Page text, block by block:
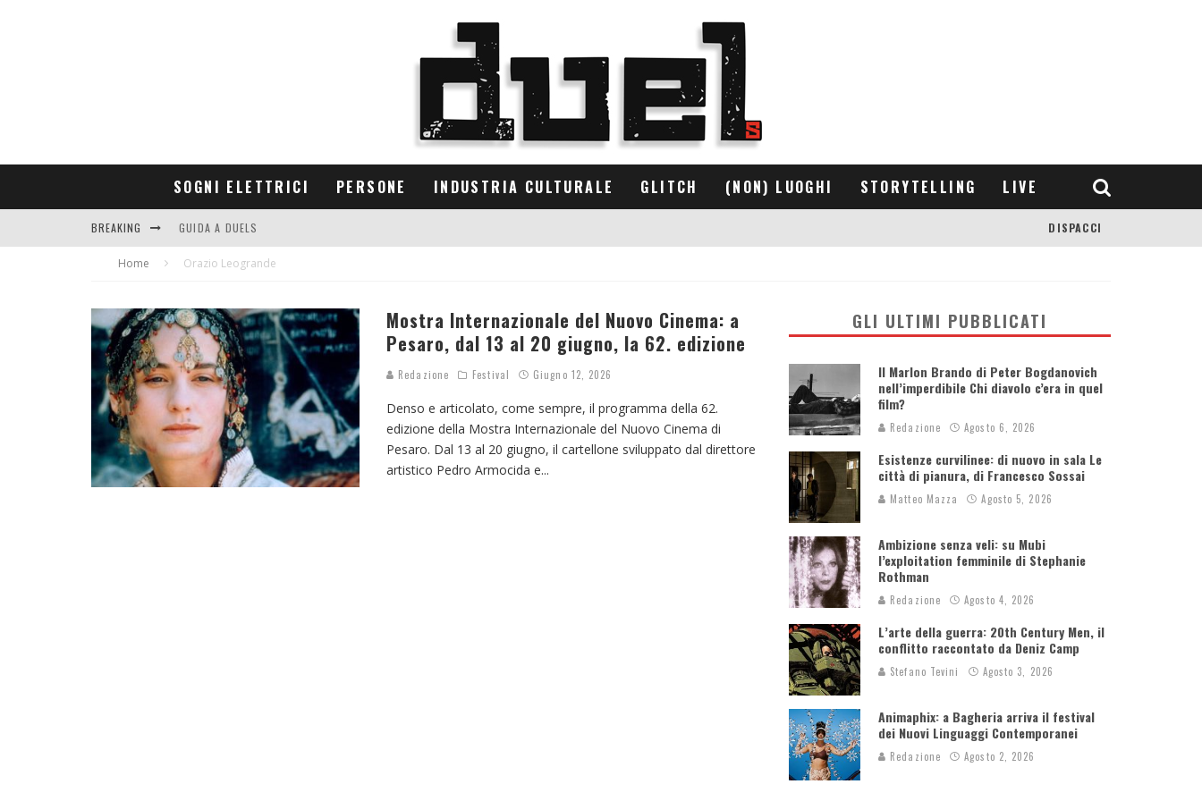
SOGNI ELETTRICI PERSONE INDUSTRIA CULTURALE GLITCH (NON) LUOGHI STORYTELLING LIVE
BREAKING GUIDA A DUELS
CONTRIBUTORS
DISPACCI
Home Orazio Leogrande
Mostra Internazionale del Nuovo Cinema: a
Pesaro, dal 13 al 20 giugno, la 62. edizione
Redazione Festival Giugno 12, 2026
Denso e articolato, come sempre, il programma della 62.
edizione della Mostra Internazionale del Nuovo Cinema di
Pesaro. Dal 13 al 20 giugno, il cartellone sviluppato dal direttore
artistico Pedro Armocida e...
GLI ULTIMI PUBBLICATI
Il Marlon Brando di Peter Bogdanovich
nell’imperdibile Chi diavolo c’era in quel
film?
Redazione Agosto 6, 2026
Esistenze curvilinee: di nuovo in sala Le
città di pianura, di Francesco Sossai
Matteo Mazza Agosto 5, 2026
Ambizione senza veli: su Mubi
l’exploitation femminile di Stephanie
Rothman
Redazione Agosto 4, 2026
L’arte della guerra: 20th Century Men, il
conflitto raccontato da Deniz Camp
Stefano Tevini Agosto 3, 2026
Animaphix: a Bagheria arriva il festival
dei Nuovi Linguaggi Contemporanei
Redazione Agosto 2, 2026